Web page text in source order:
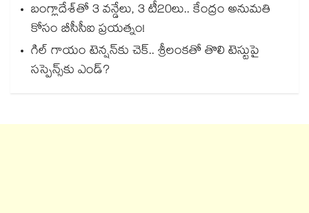
బంగ్లాదేశ్⁬తో 3 వన్డేలు, 3 టీ20లు.. కేంద్రం అనుమతి
కోసం బీసీసీఐ ప్రయత్నం!
గిల్ గాయం టెన్షన్‌కు చెక్.. శ్రీలంకతో తొలి టెస్టుపై
సస్పెన్స్‌కు ఎండ్?